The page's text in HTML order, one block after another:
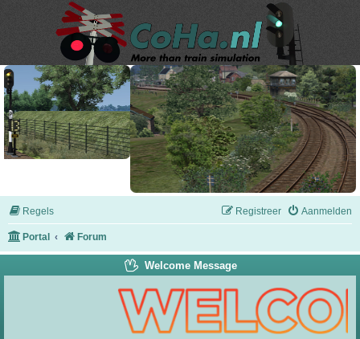
Regels Aanmelden
Registreer
Portal Forum
Welcome Message